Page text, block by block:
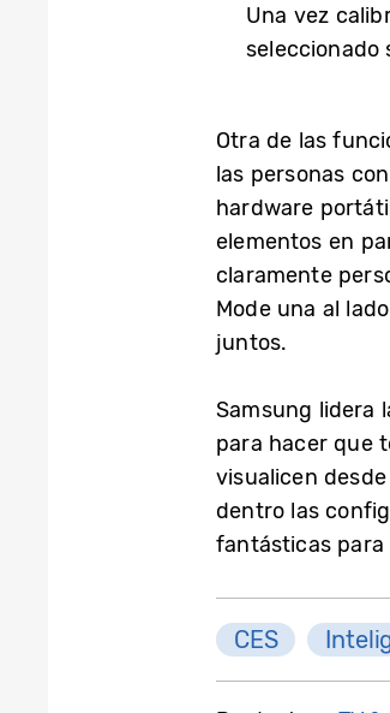
Una vez
seleccionado
Otra de las
las personas
hardware
elementos en
claramente
Mode una al
juntos.
Samsung lidera
para hacer que
visualicen
dentro las
fantásticas para
CES